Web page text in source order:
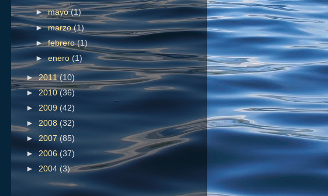
►mayo(1)
►marzo(1)
►febrero(1)
►enero(1)
►2011(10)
► 2010(36)
► 2009 (42)
► 2008 (32)
►2007 (85)
►2006 (37)
► 2004 (3)